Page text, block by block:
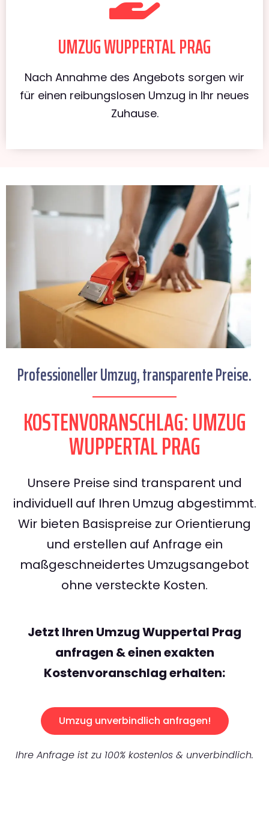
UMZUG WUPPERTAL PRAG
Nach Annahme des Angebots sorgen wir
für einen reibungslosen Umzug in Ihr neues
Zuhause.
Professioneller Umzug, transparente Preise.
KOSTENVORANSCHLAG: UMZUG
WUPPERTAL PRAG
Unsere Preise sind transparent und
individuell auf Ihren Umzug abgestimmt.
Wir bieten Basispreise zur Orientierung
und erstellen auf Anfrage ein
maßgeschneidertes Umzugsangebot
ohne versteckte Kosten.
Jetzt Ihren Umzug Wuppertal Prag
anfragen & einen exakten
Kostenvoranschlag erhalten:
Umzug unverbindlich anfragen!
Ihre Anfrage ist zu 100% kostenlos & unverbindlich.